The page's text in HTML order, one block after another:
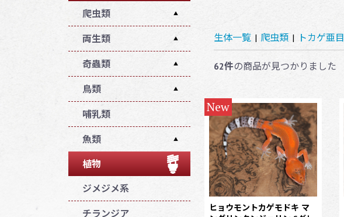
爬虫類 ▲
トカゲ亜目 ▲
ヤモリ科 ▲
その他
Eublepharis
ニシアフリカト
クレステッドゲ
ッコー
スキンク科
アガマ科
イグアナ科
オオトカゲ科
カメレオン科
カナヘビ科
ヘビ亜目 ▲
コーンスネーク
ランプロペルティ
ス
セイブシシバナヘ
ビ
ナミヘビその他
ボア科
カメ目 ▲
ドロガメ科
アフリカハコヨコ
クビガメ科
ヌマガメ科
イシガメ科
ワニ目 ムカシトカゲ
目
両生類 ▲
有尾目 無足目
無尾目
奇蟲類 ▲
クモ ▲
バードイーター
アースタイガー
バブーン
ツリースパイダー
サソリ
ムカデ
昆虫
ワラジムシ
ダンゴムシ
鳥類 ▲
フィンチ
サギ
キジ
猛禽類
その他
哺乳類
魚類 ▲
ベタ
植物
ジメジメ系
チランジア
生体一覧 | 爬虫類 | トカゲ亜目
62件の商品が見つかりました
New
ヒョウモントカゲモドキ マ